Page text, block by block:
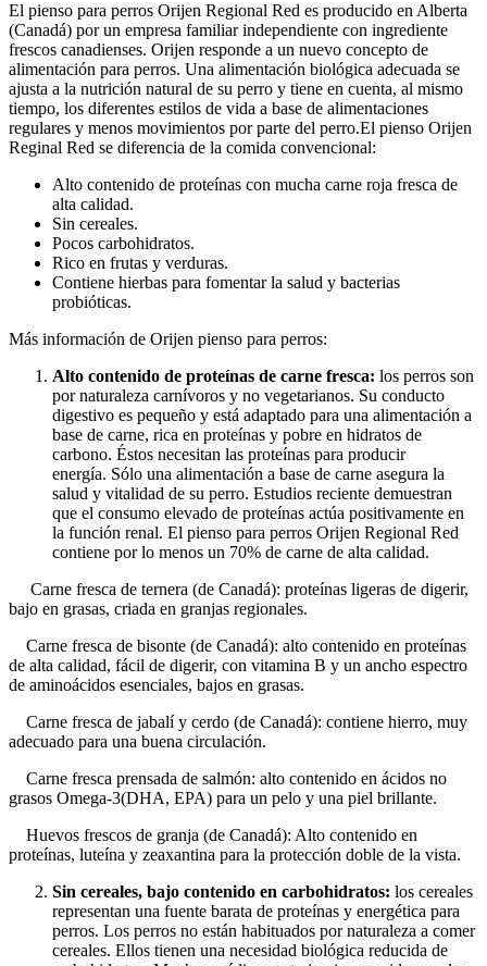
El pienso para perros Orijen Regional Red es producido en Alberta
(Canadá) por un empresa familiar independiente con ingrediente
frescos canadienses. Orijen responde a un nuevo concepto de
alimentación para perros. Una alimentación biológica adecuada se
ajusta a la nutrición natural de su perro y tiene en cuenta, al mismo
tiempo, los diferentes estilos de vida a base de alimentaciones
regulares y menos movimientos por parte del perro.El pienso Orijen
Reginal Red se diferencia de la comida convencional:
Alto contenido de proteínas con mucha carne roja fresca de
alta calidad.
Sin cereales.
Pocos carbohidratos.
Rico en frutas y verduras.
Contiene hierbas para fomentar la salud y bacterias
probióticas.
Más información de Orijen pienso para perros:
Alto contenido de proteínas de carne fresca: los perros son
por naturaleza carnívoros y no vegetarianos. Su conducto
digestivo es pequeño y está adaptado para una alimentación a
base de carne, rica en proteínas y pobre en hidratos de
carbono. Éstos necesitan las proteínas para producir
energía. Sólo una alimentación a base de carne asegura la
salud y vitalidad de su perro. Estudios reciente demuestran
que el consumo elevado de proteínas actúa positivamente en
la función renal. El pienso para perros Orijen Regional Red
contiene por lo menos un 70% de carne de alta calidad.
Carne fresca de ternera (de Canadá): proteínas ligeras de digerir,
bajo en grasas, criada en granjas regionales.
Carne fresca de bisonte (de Canadá): alto contenido en proteínas
de alta calidad, fácil de digerir, con vitamina B y un ancho espectro
de aminoácidos esenciales, bajos en grasas.
Carne fresca de jabalí y cerdo (de Canadá): contiene hierro, muy
adecuado para una buena circulación.
Carne fresca prensada de salmón: alto contenido en ácidos no
grasos Omega-3(DHA, EPA) para un pelo y una piel brillante.
Huevos frescos de granja (de Canadá): Alto contenido en
proteínas, luteína y zeaxantina para la protección doble de la vista.
Sin cereales, bajo contenido en carbohidratos: los cereales
representan una fuente barata de proteínas y energética para
perros. Los perros no están habituados por naturaleza a comer
cereales. Ellos tienen una necesidad biológica reducida de